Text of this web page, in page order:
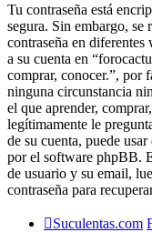
Tu contraseña está
segura. Sin embargo, se
contraseña en diferentes
a su cuenta en
comprar, conocer.”, por
ninguna circunstancia
el que aprender,
legítimamente le
de su cuenta, puede
por el software phpBB.
de usuario y su email,
contraseña para
Suculentas.com